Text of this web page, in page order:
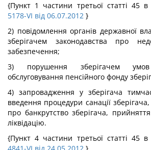
{Пункт 1 частини третьої статті 45 в
5178-VI від 06.07.2012 }
2) повідомлення органів державної
зберігачем законодавства про
забезпечення;
3) порушення зберігачем
обслуговування пенсійного фонду
4) запровадження у зберігача
введення процедури санації
про банкрутство зберігача,
ліквідацію.
{Пункт 4 частини третьої статті 45 в